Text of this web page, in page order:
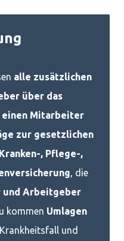
alle zusätzlichen
über das
Mitarbeiter
zur gesetzlichen
Kranken-, Pflege-,
, die
und Arbeitgeber
kommen Umlagen
und